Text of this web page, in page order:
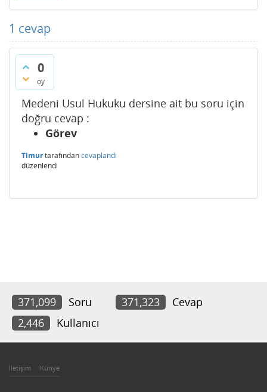
1 cevap
0
oy
Medeni Usul Hukuku dersine ait bu soru için
doğru cevap :
Görev
Timurtarafındancevaplandı
düzenlendi
371,099 Soru 371,323
Cevap
2,446
Kullanıcı
İletişim Künye